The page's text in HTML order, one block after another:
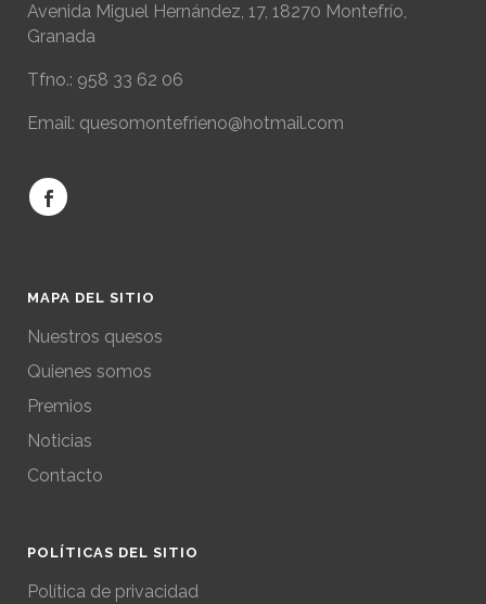
Avenida Miguel Hernández, 17, 18270 Montefrío,
Granada
Tfno.: 958 33 62 06
Email: quesomontefrieno@hotmail.com
MAPA DEL SITIO
Nuestros quesos
Quienes somos
Premios
Noticias
Contacto
POLÍTICAS DEL SITIO
Política de privacidad